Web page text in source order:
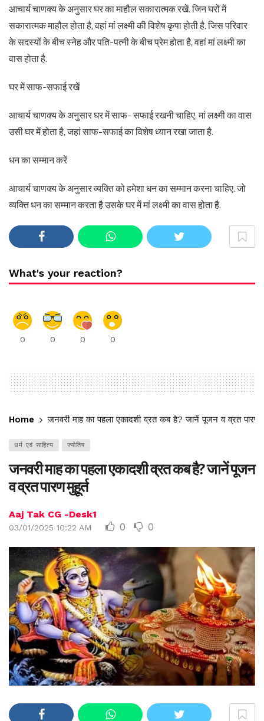
आचार्य चाणक्य के अनुसार घर का माहौल सकारात्मक रखें. जिन घरों में
सकारात्मक माहौल होता है, वहां मां लक्ष्मी की विशेष कृपा होती है. जिस परिवार
के सदस्यों के बीच स्नेह और पति-पत्नी के बीच प्रेम होता है, वहां मां लक्ष्मी का
वास होता है.
घर में साफ-सफाई रखें
आचार्य चाणक्य के अनुसार घर में साफ- सफाई रखनी चाहिए. मां लक्ष्मी का वास
उसी घर में होता है, जहां साफ-सफाई का विशेष ध्यान रखा जाता है.
धन का सम्मान करें
आचार्य चाणक्य के अनुसार व्यक्ति को हमेशा धन का सम्मान करना चाहिए. जो
व्यक्ति धन का सम्मान करता है उसके घर में मां लक्ष्मी का वास होता है.
What's your reaction?
0 0 0 0
Home जनवरी माह का पहला एकादशी व्रत कब है? जानें पूजन व व्रत पारण
धर्म एवं साहित्य ज्योतिष
जनवरी माह का पहला एकादशी व्रत कब है? जानें पूजन
व व्रत पारण मुहूर्त
Aaj Tak CG -Desk1
03/01/2025 10:22 AM 0 0